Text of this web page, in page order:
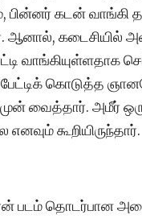
பின்னர் கடன்
ஆனால், கடைசியில்
வாங்கியுள்ளதாக
பேட்டிக் கொடுத்த
வைத்தார். அமீர்
கூறியிருந்தார்.
படம் தொடர்பான